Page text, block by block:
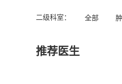
二级科室： 全部
推荐医生